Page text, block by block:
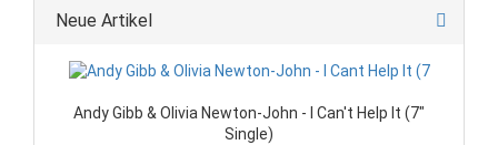
Neue Artikel
Andy Gibb & Olivia Newton-John - I Can't Help It (7"
Single)